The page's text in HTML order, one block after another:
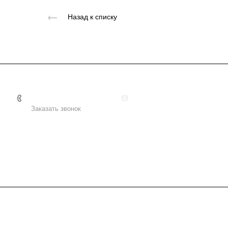
Назад к списку
Заказать звонок